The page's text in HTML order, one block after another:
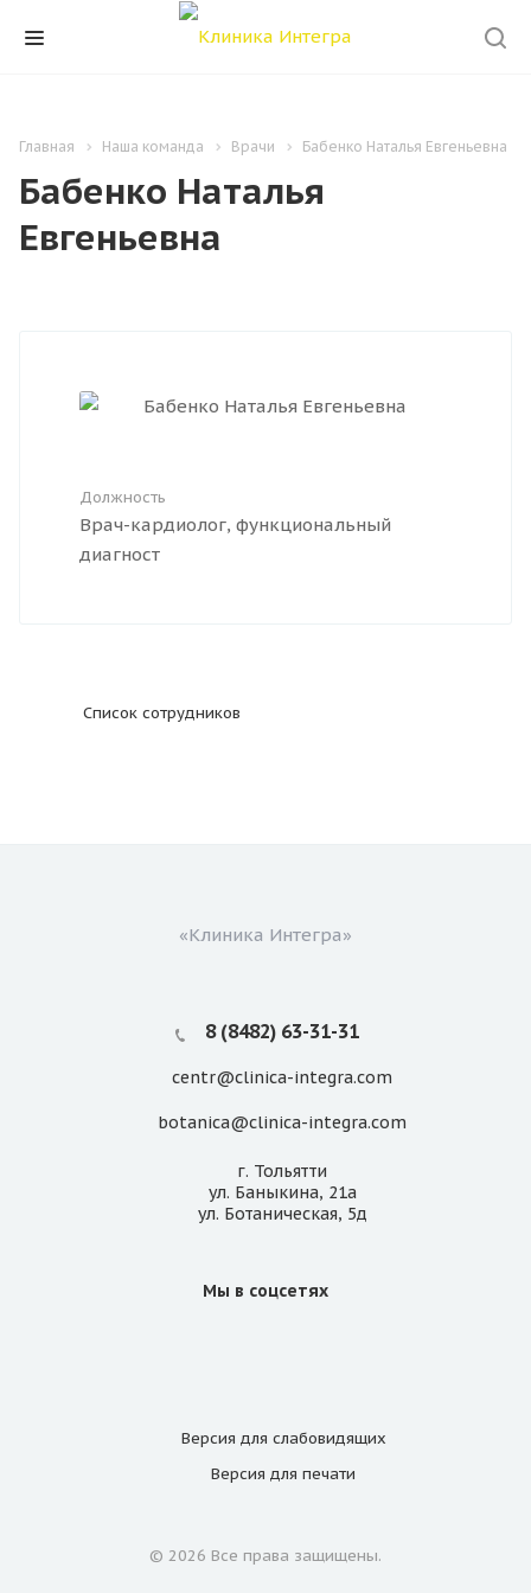
Главная Наша команда Врачи Бабенко Наталья Евгеньевна
Бабенко Наталья
Евгеньевна
Должность
Врач-кардиолог, функциональный
диагност
Список сотрудников
«Клиника Интегра»
8 (8482) 63-31-31
centr@clinica-integra.com
botanica@clinica-integra.com
г. Тольятти
ул. Баныкина, 21а
ул. Ботаническая, 5д
Мы в соцсетях
Версия для слабовидящих
Версия для печати
© 2026 Все права защищены.